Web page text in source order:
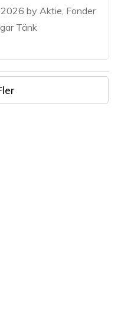
by Aktie, Fonder
Tänk